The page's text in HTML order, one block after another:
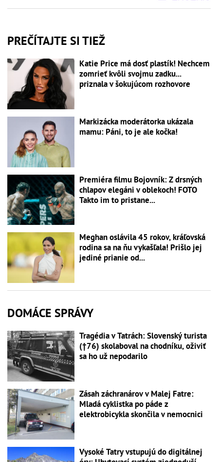
PREČÍTAJTE SI TIEŽ
Katie Price má dosť plastík! Nechcem
zomrieť kvôli svojmu zadku...
priznala v šokujúcom rozhovore
Markizácka moderátorka ukázala
mamu: Páni, to je ale kočka!
Premiéra filmu Bojovník: Z drsných
chlapov elegáni v oblekoch! FOTO
Takto im to pristane...
Meghan oslávila 45 rokov, kráľovská
rodina sa na ňu vykašľala! Prišlo jej
jediné prianie od...
DOMÁCE SPRÁVY
Tragédia v Tatrách: Slovenský turista
(†76) skolaboval na chodníku, oživiť
sa ho už nepodarilo
Zásah záchranárov v Malej Fatre:
Mladá cyklistka po páde z
elektrobicykla skončila v nemocnici
Vysoké Tatry vstupujú do digitálnej